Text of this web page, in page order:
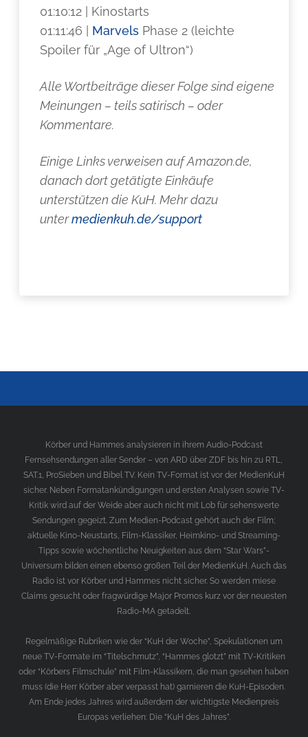
01:10:12 | Kinostarts
01:11:46 | Marvels Phase 2 (leichte
Spoiler für „Age of Ultron“)
Alle Wortbeiträge dieser Folge sind eigene
Meinungen – teils satirisch – oder
Kommentare.
Einige Links verweisen auf Amazon.de,
danach dort getätigte Einkäufe
unterstützen die KuH. Mehr dazu
untermedienkuh.de/support
Körber und Hammes analysieren in ihrem Audio-Podcast
Fernsehsendungen aller Sender – von ARD über ZDF bis hin zu RTL,
SAT.1, ProSieben und Bibel TV. Kein TV-Format ist vor der MedienKuH
sicher. Neben Formatankündigungen und ersten Analysen sowie TV-
Kritik wird auf der Weide aber auch nicht mit Lob für sehenswerte
Sendungen gegeizt. Zum Medien-Podcast gehört auch der Film;
aktuelle Kino-Neustarts, Film-Klassiker, Heimkino- und Streaming-
Tipps sowie wöchentliche Neuigkeiten aus dem “Star Wars”-
Universum bilden einen ebenso großen Teil der MedienKuH. Auch das
Radio ist vor Körber und Hammes nicht sicher. So werden miese
Claims gesucht oder fragwürdige Major Promos kurz vor der neuesten
Radio-MA getadelt.
Regelmäßige Rubriken wie der “KuH der Woche”, Spekulationen um
neue TV-Formate im “Titelschmutz”, “Hammes glotzt” mit TV-Kritiken
oder “Körbers Filmschule” mit Film-Klassikern, die man gesehen haben
muss (die Herr Körber aber verpasst hat) garnieren die KuH-Episoden.
Am Ende jedes Jahres wird außerdem der wichtigste Medienpreis
Europas verliehen: Die “KuH des Jahres”.